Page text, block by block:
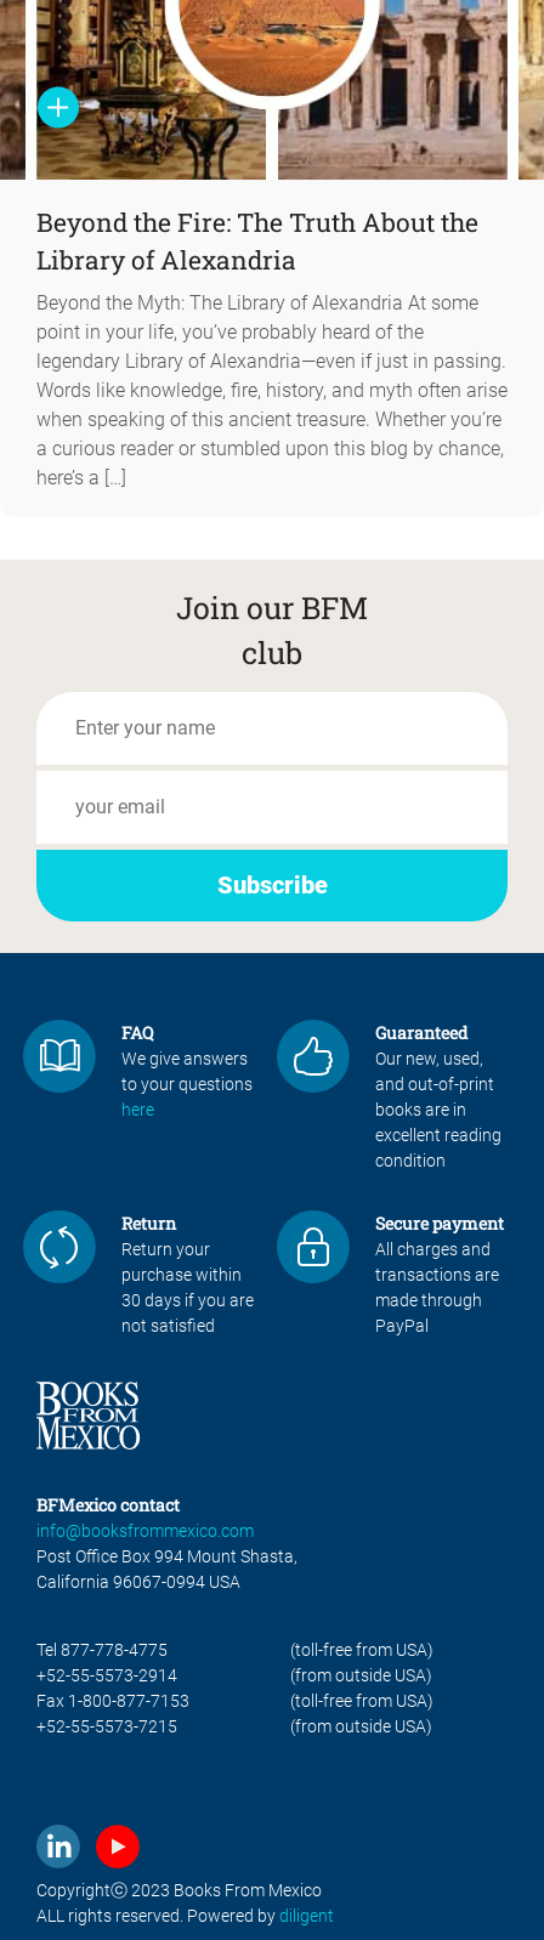
Beyond the Fire: The Truth About the
Library of Alexandria
Beyond the Myth: The Library of Alexandria At some
point in your life, you’ve probably heard of the
legendary Library of Alexandria—even if just in passing.
Words like knowledge, fire, history, and myth often arise
when speaking of this ancient treasure. Whether you’re
a curious reader or stumbled upon this blog by chance,
here’s a […]
Join our BFM
club
FAQ
We give answers
to your questions
here
Guaranteed
Our new, used,
and out-of-print
books are in
excellent reading
condition
Return
Return your
purchase within
30 days if you are
not satisfied
Secure payment
All charges and
transactions are
made through
PayPal
BFMexico contact
info@booksfrommexico.com
Post Office Box 994 Mount Shasta,
California 96067-0994 USA
Tel 877-778-4775
(toll-free from USA)
+52-55-5573-2914
(from outside USA)
Fax 1-800-877-7153
(toll-free from USA)
+52-55-5573-7215
(from outside USA)
Copyrightⓒ 2023 Books From Mexico
ALL rights reserved. Powered bydiligent